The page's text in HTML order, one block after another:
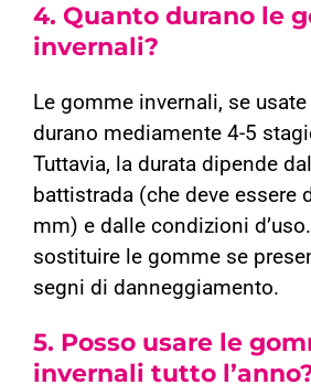
4. Quanto durano le
invernali?
Le gomme invernali, se
durano mediamente 4-5
Tuttavia, la durata dipende
battistrada (che deve essere
mm) e dalle condizioni
sostituire le gomme se
segni di danneggiamento.
5. Posso usare le
invernali tutto